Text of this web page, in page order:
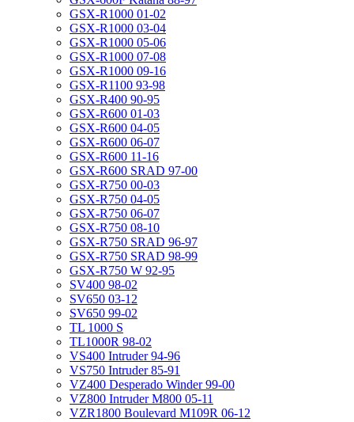
GSX-R1000 01-02
GSX-R1000 03-04
GSX-R1000 05-06
GSX-R1000 07-08
GSX-R1000 09-16
GSX-R1100 93-98
GSX-R400 90-95
GSX-R600 01-03
GSX-R600 04-05
GSX-R600 06-07
GSX-R600 11-16
GSX-R600 SRAD 97-00
GSX-R750 00-03
GSX-R750 04-05
GSX-R750 06-07
GSX-R750 08-10
GSX-R750 SRAD 96-97
GSX-R750 SRAD 98-99
GSX-R750 W 92-95
SV400 98-02
SV650 03-12
SV650 99-02
TL 1000 S
TL1000R 98-02
VS400 Intruder 94-96
VS750 Intruder 85-91
VZ400 Desperado Winder 99-00
VZ800 Intruder M800 05-11
VZR1800 Boulevard M109R 06-12